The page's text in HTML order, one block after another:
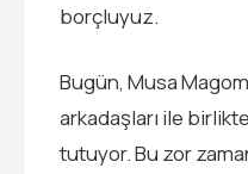
borçluyuz.
Bugün, Musa
arkadaşları ile
tutuyor. Bu zor